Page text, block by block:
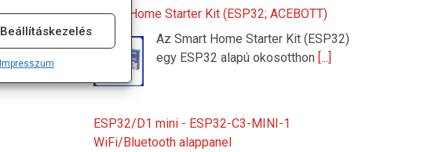
Always active
Beállításkezelés
Smart Home Starter Kit (ESP32; ACEBOTT)
Az Smart Home Starter Kit (ESP32)
egy ESP32 alapú okosotthon [...]
ESP32/D1 mini - ESP32-C3-MINI-1
WiFi/Bluetooth alappanel